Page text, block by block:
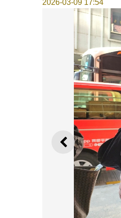
2026-03-09 17:54
上一則